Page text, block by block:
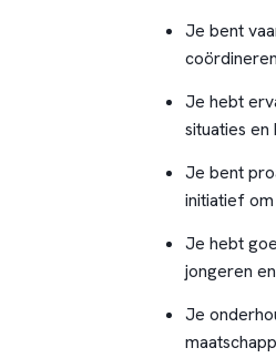
Je bent
Je hebt
situaties
Je bent
initiatief
Je hebt
jongeren
Je